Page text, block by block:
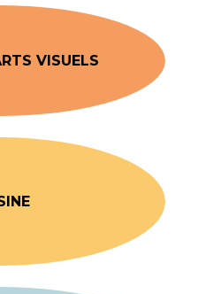
VISUELS